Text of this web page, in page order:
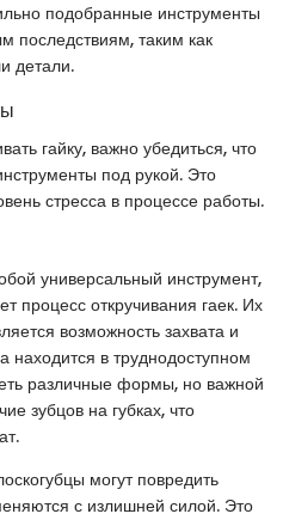
подобранные инструменты
последствиям, таким как
детали.
гайку, важно убедиться, что
под рукой. Это
стресса в процессе работы.
универсальный инструмент,
процесс откручивания гаек. Их
возможность захвата и
находится в труднодоступном
различные формы, но важной
зубцов на губках, что
могут повредить
с излишней силой. Это